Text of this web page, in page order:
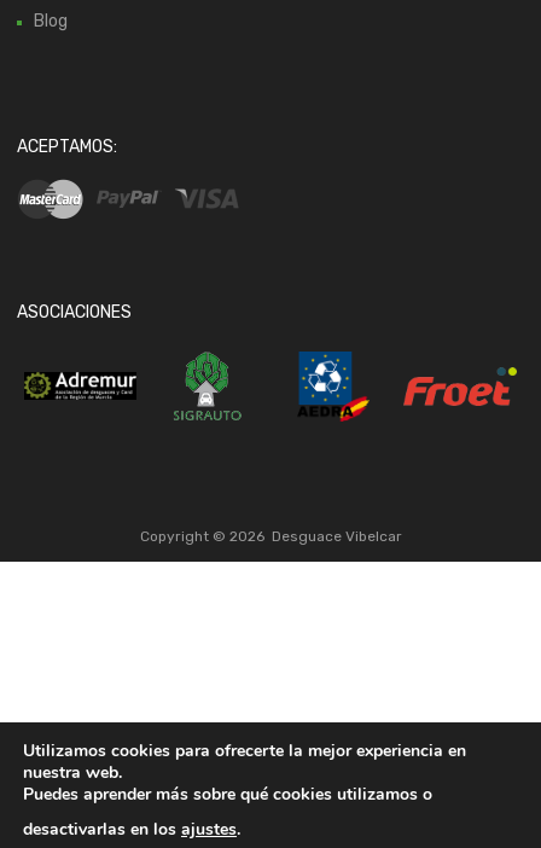
Blog
ACEPTAMOS:
ASOCIACIONES
Copyright © 2026 Desguace Vibelcar
Utilizamos cookies para ofrecerte la mejor experiencia en
nuestra web.
Puedes aprender más sobre qué cookies utilizamos o
desactivarlas en los ajustes.